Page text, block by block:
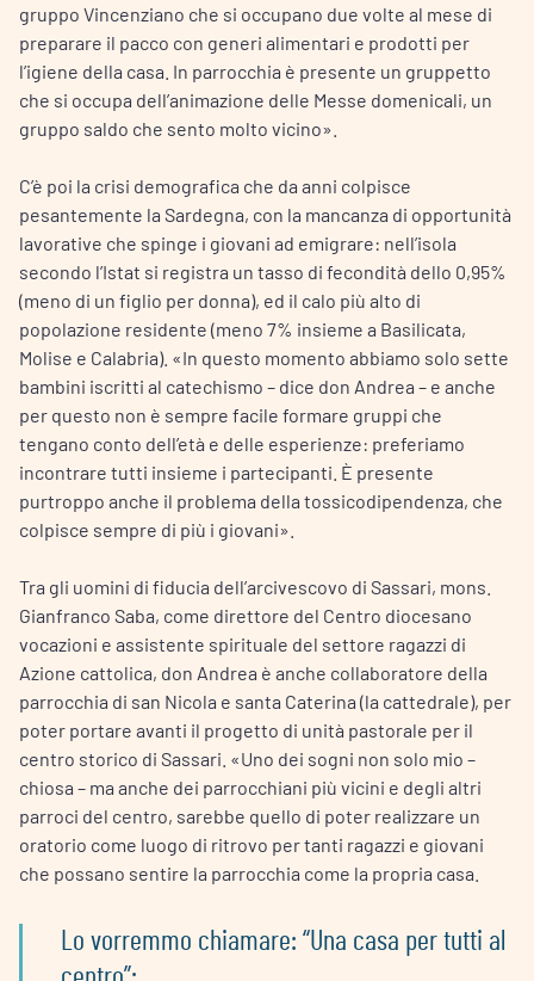
gruppo Vincenziano che si occupano due volte al mese di
preparare il pacco con generi alimentari e prodotti per
l’igiene della casa. In parrocchia è presente un gruppetto
che si occupa dell’animazione delle Messe domenicali, un
gruppo saldo che sento molto vicino».
C’è poi la crisi demografica che da anni colpisce
pesantemente la Sardegna, con la mancanza di opportunità
lavorative che spinge i giovani ad emigrare: nell’isola
secondo l’Istat si registra un tasso di fecondità dello 0,95%
(meno di un figlio per donna), ed il calo più alto di
popolazione residente (meno 7% insieme a Basilicata,
Molise e Calabria). «In questo momento abbiamo solo sette
bambini iscritti al catechismo – dice don Andrea – e anche
per questo non è sempre facile formare gruppi che
tengano conto dell’età e delle esperienze: preferiamo
incontrare tutti insieme i partecipanti. È presente
purtroppo anche il problema della tossicodipendenza, che
colpisce sempre di più i giovani».
Tra gli uomini di fiducia dell’arcivescovo di Sassari, mons.
Gianfranco Saba, come direttore del Centro diocesano
vocazioni e assistente spirituale del settore ragazzi di
Azione cattolica, don Andrea è anche collaboratore della
parrocchia di san Nicola e santa Caterina (la cattedrale), per
poter portare avanti il progetto di unità pastorale per il
centro storico di Sassari. «Uno dei sogni non solo mio –
chiosa – ma anche dei parrocchiani più vicini e degli altri
parroci del centro, sarebbe quello di poter realizzare un
oratorio come luogo di ritrovo per tanti ragazzi e giovani
che possano sentire la parrocchia come la propria casa.
Lo vorremmo chiamare: “Una casa per tutti al